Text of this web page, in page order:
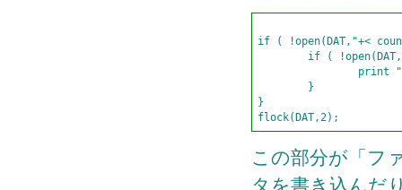
if (
}
この部分が「フ
タを書き込んだ